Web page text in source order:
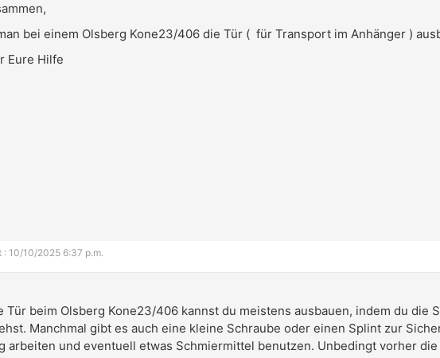
bei einem Olsberg Kone23/406 die Tür ( für Transport im Anhänger )
Eure Hilfe
: 10/10/2025 6:37 p.m.
Tür beim Olsberg Kone23/406 kannst du meistens ausbauen, indem du die
Manchmal gibt es auch eine kleine Schraube oder einen Splint zur
arbeiten und eventuell etwas Schmiermittel benutzen. Unbedingt vorher